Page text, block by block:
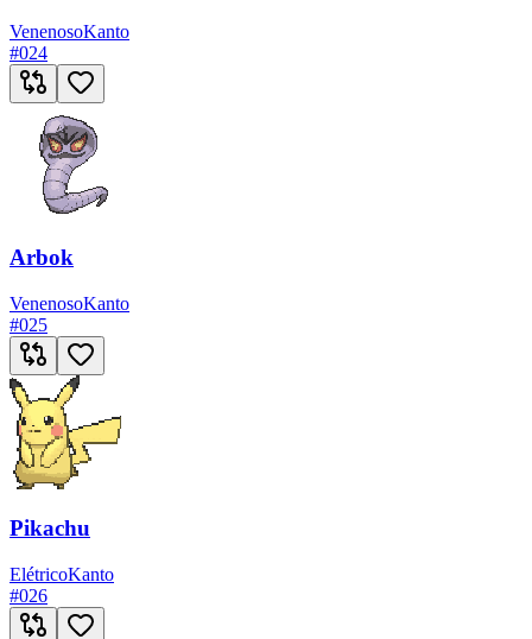
VenenosoKanto
#024
Arbok
VenenosoKanto
#025
Pikachu
ElétricoKanto
#026